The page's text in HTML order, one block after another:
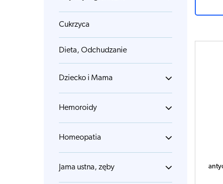
Cukrzyca
Dieta, Odchudzanie
Dziecko i Mama
Hemoroidy
Homeopatia
Jama ustna, zęby